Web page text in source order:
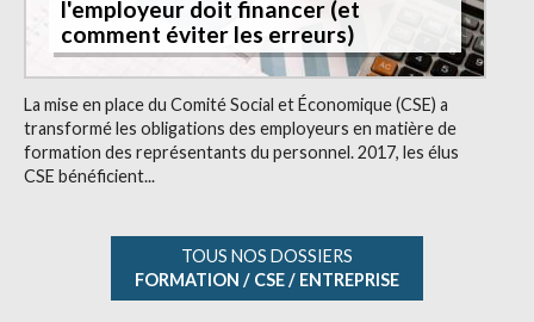
l'employeur doit financer (et
comment éviter les erreurs)
La mise en place du Comité Social et Économique (CSE) a
transformé les obligations des employeurs en matière de
formation des représentants du personnel. 2017, les élus
CSE bénéficient...
TOUS NOS DOSSIERS
FORMATION / CSE / ENTREPRISE